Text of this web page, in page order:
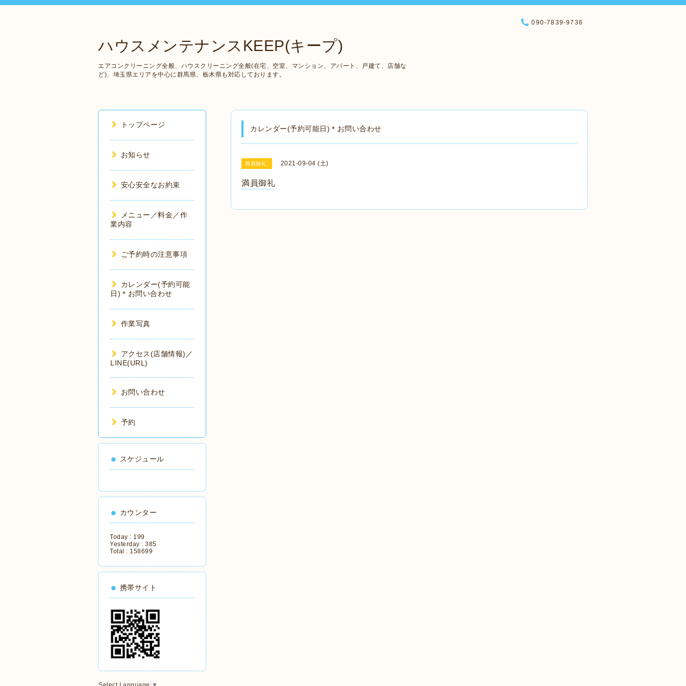
ハウスメンテナンスKEEP(キープ)
エアコンクリーニング全般、ハウスクリーニング全般(在宅、空室、マンション、アパート、戸建て、店舗な
ど)、埼玉県エリアを中心に群馬県、栃木県も対応しております。
090-7839-9736
カレンダー(予約可能日)＊お問い合わせ
満員御礼 2021-09-04 (土)
満員御礼
トップページ
お知らせ
安心安全なお約束
メニュー／料金／作
業内容
ご予約時の注意事項
カレンダー(予約可能
日)＊お問い合わせ
作業写真
アクセス(店舗情報)／
LINE(URL)
お問い合わせ
予約
スケジュール
カウンター
Today : 199
Yesterday : 385
Total : 158699
携帯サイト